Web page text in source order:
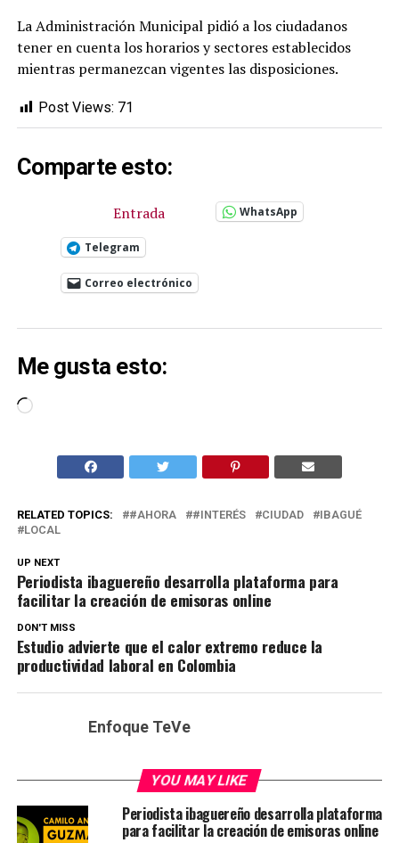
La Administración Municipal pidió a los ciudadanos
tener en cuenta los horarios y sectores establecidos
mientras permanezcan vigentes las disposiciones.
Post Views: 71
Comparte esto:
Entrada WhatsApp
Telegram
Correo electrónico
Me gusta esto:
Cargando...
RELATED TOPICS: #AHORA #INTERÉS CIUDAD
IBAGUÉ
LOCAL
UP NEXT
Periodista ibaguereño desarrolla plataforma para
facilitar la creación de emisoras online
DON'T MISS
Estudio advierte que el calor extremo reduce la
productividad laboral en Colombia
Enfoque TeVe
YOU MAY LIKE
Periodista ibaguereño desarrolla plataforma
para facilitar la creación de emisoras online